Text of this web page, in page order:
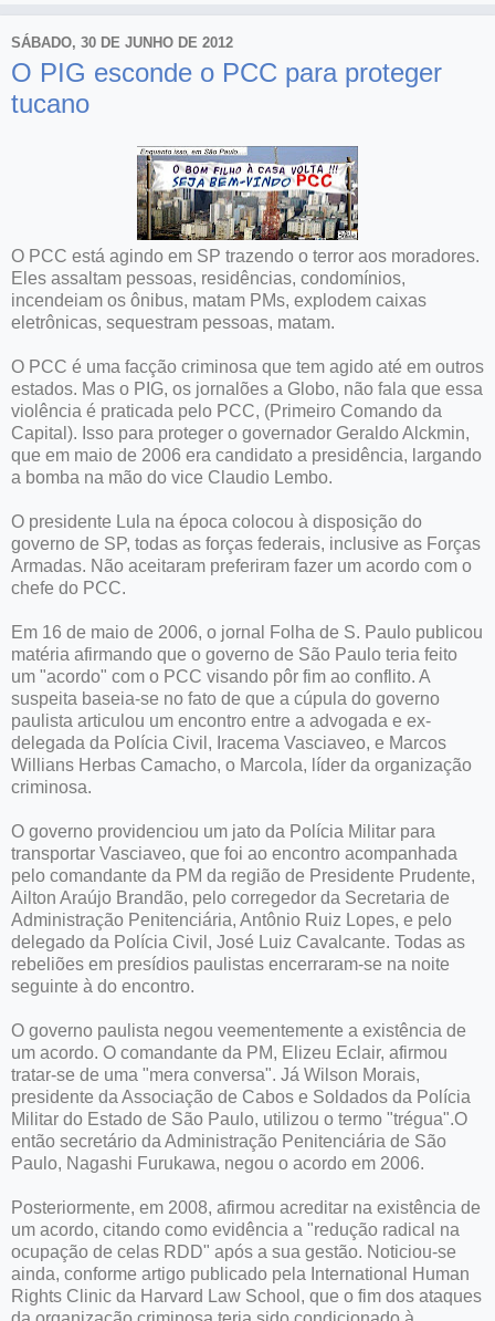
SÁBADO, 30 DE JUNHO DE 2012
O PIG esconde o PCC para proteger
tucano
O PCC está agindo em SP trazendo o terror aos moradores.
Eles assaltam pessoas, residências, condomínios,
incendeiam os ônibus, matam PMs, explodem caixas
eletrônicas, sequestram pessoas, matam.
O PCC é uma facção criminosa que tem agido até em outros
estados. Mas o PIG, os jornalões a Globo, não fala que essa
violência é praticada pelo PCC, (Primeiro Comando da
Capital). Isso para proteger o governador Geraldo Alckmin,
que em maio de 2006 era candidato a presidência, largando
a bomba na mão do vice Claudio Lembo.
O presidente Lula na época colocou à disposição do
governo de SP, todas as forças federais, inclusive as Forças
Armadas. Não aceitaram preferiram fazer um acordo com o
chefe do PCC.
Em 16 de maio de 2006, o jornal Folha de S. Paulo publicou
matéria afirmando que o governo de São Paulo teria feito
um "acordo" com o PCC visando pôr fim ao conflito. A
suspeita baseia-se no fato de que a cúpula do governo
paulista articulou um encontro entre a advogada e ex-
delegada da Polícia Civil, Iracema Vasciaveo, e Marcos
Willians Herbas Camacho, o Marcola, líder da organização
criminosa.
O governo providenciou um jato da Polícia Militar para
transportar Vasciaveo, que foi ao encontro acompanhada
pelo comandante da PM da região de Presidente Prudente,
Ailton Araújo Brandão, pelo corregedor da Secretaria de
Administração Penitenciária, Antônio Ruiz Lopes, e pelo
delegado da Polícia Civil, José Luiz Cavalcante. Todas as
rebeliões em presídios paulistas encerraram-se na noite
seguinte à do encontro.
O governo paulista negou veementemente a existência de
um acordo. O comandante da PM, Elizeu Eclair, afirmou
tratar-se de uma "mera conversa". Já Wilson Morais,
presidente da Associação de Cabos e Soldados da Polícia
Militar do Estado de São Paulo, utilizou o termo "trégua".O
então secretário da Administração Penitenciária de São
Paulo, Nagashi Furukawa, negou o acordo em 2006.
Posteriormente, em 2008, afirmou acreditar na existência de
um acordo, citando como evidência a "redução radical na
ocupação de celas RDD" após a sua gestão. Noticiou-se
ainda, conforme artigo publicado pela International Human
Rights Clinic da Harvard Law School, que o fim dos ataques